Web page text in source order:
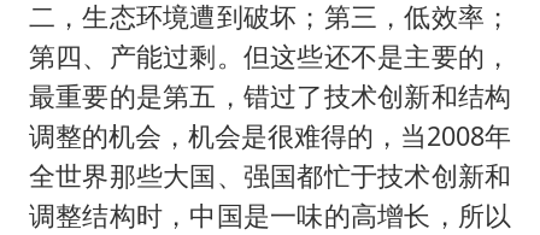
二，生态环境遭到破坏；第三，低效率；
第四、产能过剩。但这些还不是主要的，
最重要的是第五，错过了技术创新和结构
调整的机会，机会是很难得的，当2008年
全世界那些大国、强国都忙于技术创新和
调整结构时，中国是一味的高增长，所以